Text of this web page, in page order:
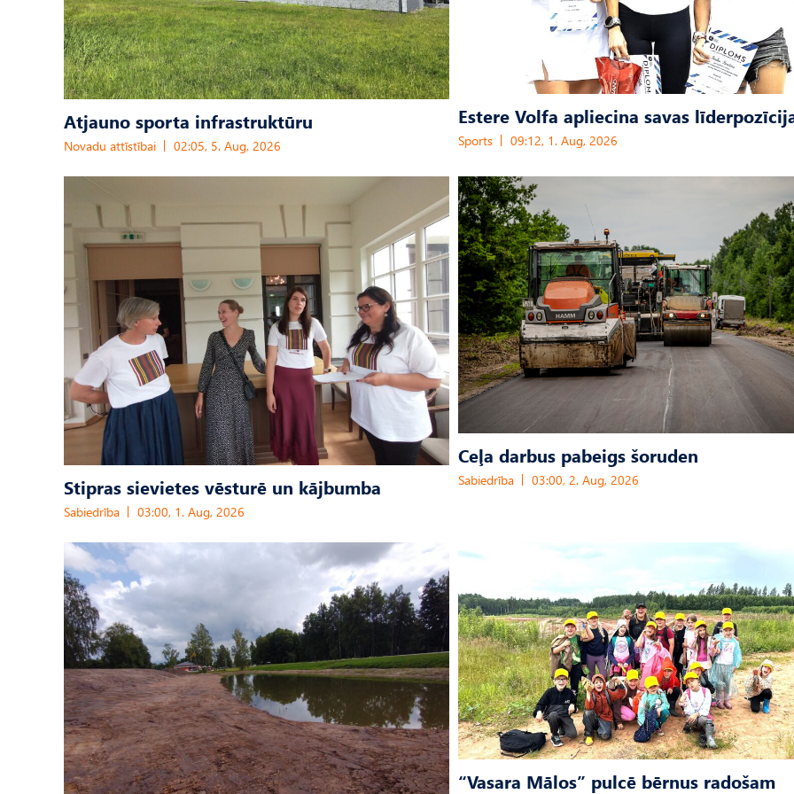
Atjauno sporta infrastruktūru
Novadu attīstībai 02:05, 5. Aug, 2026
Estere Volfa apliecina savas
Sports 09:12, 1. Aug, 2026
Stipras sievietes vēsturē un kājbumba
Sabiedrība 03:00, 1. Aug, 2026
Ceļa darbus pabeigs šoruden
Sabiedrība 03:00, 2. Aug, 2026
“Vasara Mālos” pulcē bērnus radošam